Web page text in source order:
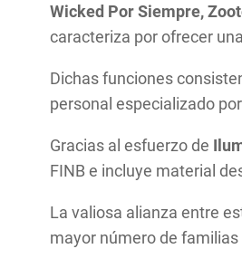
Wicked Por Siempre,
caracteriza por ofrecer
Dichas funciones
personal especializado
Gracias al esfuerzo de
FINB e incluye material
La valiosa alianza entre
mayor número de